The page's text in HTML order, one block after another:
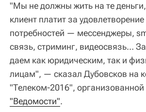
"Мы не должны жить на те
клиент платит за
потребностей — мессенджеры,
связь, стриминг, видеосвязь…
даем как юридическим, так и
лицам", — сказал Дубовсков на
"Телеком-2016", организованной
"Ведомости".